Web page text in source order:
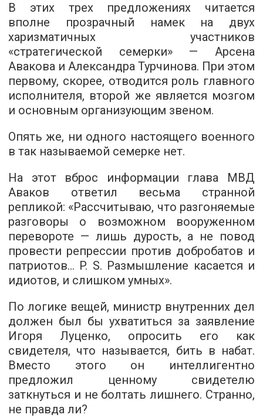
В этих трех предложениях читается
вполне прозрачный намек на двух
харизматичных участников
«стратегической семерки» — Арсена
Авакова и Александра Турчинова. При этом
первому, скорее, отводится роль главного
исполнителя, второй же является мозгом
и основным организующим звеном.
Опять же, ни одного настоящего военного
в так называемой семерке нет.
На этот вброс информации глава МВД
Аваков ответил весьма странной
репликой: «Рассчитываю, что разгоняемые
разговоры о возможном вооруженном
перевороте — лишь дурость, а не повод
провести репрессии против добробатов и
патриотов... P. S. Размышление касается и
идиотов, и слишком умных».
По логике вещей, министр внутренних дел
должен был бы ухватиться за заявление
Игоря Луценко, опросить его как
свидетеля, что называется, бить в набат.
Вместо этого он интеллигентно
предложил ценному свидетелю
заткнуться и не болтать лишнего. Странно,
не правда ли?